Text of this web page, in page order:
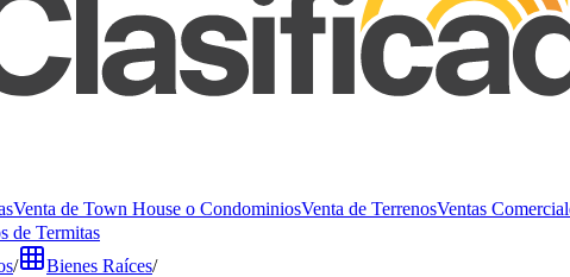
Venta de Town House o CondominiosVenta de TerrenosVentas
de Termitas
/ Bienes Raíces/